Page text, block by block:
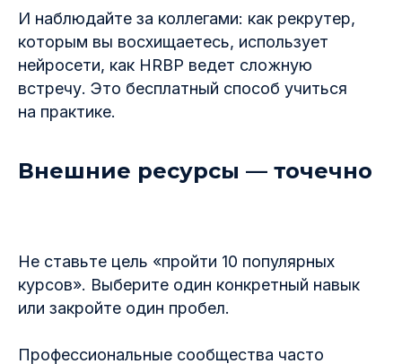
И наблюдайте за коллегами: как рекрутер,
которым вы восхищаетесь, использует
нейросети, как HRBP ведет сложную
встречу. Это бесплатный способ учиться
на практике.
Внешние ресурсы — точечно
Не ставьте цель «пройти 10 популярных
курсов». Выберите один конкретный навык
или закройте один пробел.
Профессиональные сообщества часто